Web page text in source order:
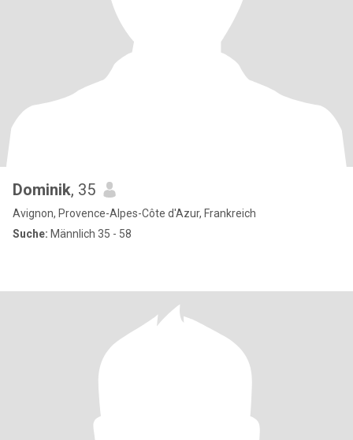
Dominik, 35
Avignon, Provence-Alpes-Côte d'Azur, Frankreich
Suche: Männlich 35 - 58